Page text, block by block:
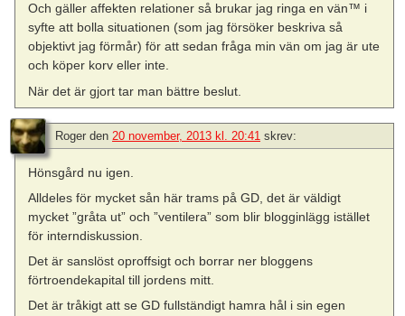
Och gäller affekten relationer så brukar jag ringa en vän™ i
syfte att bolla situationen (som jag försöker beskriva så
objektivt jag förmår) för att sedan fråga min vän om jag är ute
och köper korv eller inte.
När det är gjort tar man bättre beslut.
Roger den 20 november, 2013 kl. 20:41 skrev:
Hönsgård nu igen.
Alldeles för mycket sån här trams på GD, det är väldigt
mycket ”gråta ut” och ”ventilera” som blir blogginlägg istället
för interndiskussion.
Det är sanslöst oproffsigt och borrar ner bloggens
förtroendekapital till jordens mitt.
Det är tråkigt att se GD fullständigt hamra hål i sin egen